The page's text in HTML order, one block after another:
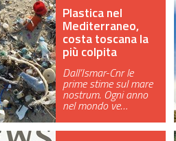
Plastica nel
Mediterraneo,
costa toscana la
più colpita
Dall’Ismar-Cnr le
prime stime sul mare
nostrum. Ogni anno
nel mondo ve…